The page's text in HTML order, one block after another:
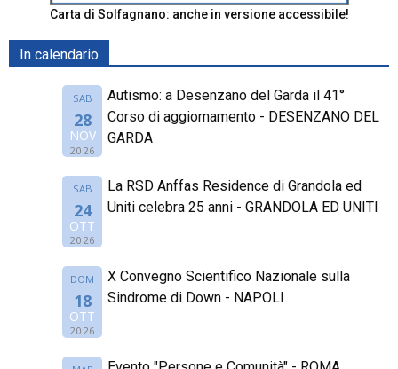
Carta di Solfagnano: anche in versione accessibile!
In calendario
SAB
28
NOV
2026
Autismo: a Desenzano del Garda il 41°
Corso di aggiornamento - DESENZANO DEL
GARDA
SAB
24
OTT
2026
La RSD Anffas Residence di Grandola ed
Uniti celebra 25 anni - GRANDOLA ED UNITI
DOM
18
OTT
2026
X Convegno Scientifico Nazionale sulla
Sindrome di Down - NAPOLI